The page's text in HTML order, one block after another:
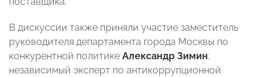
В дискуссии также приняли участие заместитель
руководителя департамента города Москвы по
конкурентной политике Александр Зимин;
независимый эксперт по антикоррупционной